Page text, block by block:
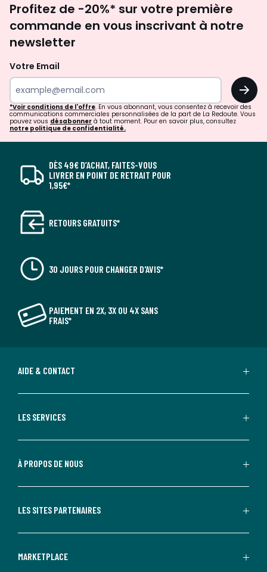
newsletter
Profitez de -20%* sur votre première
commande en vous inscrivant à notre
newsletter
Votre Email
OK
*Voir conditions de l'offre. En vous abonnant, vous consentez à recevoir des
communications commerciales personnalisées de la part de La Redoute. Vous
pouvez vous désabonner à tout moment. Pour en savoir plus, consultez
notre politique de confidentialité.
DÈS 49€ D’ACHAT, FAITES-VOUS
LIVRER EN POINT DE RETRAIT POUR
1,95€*
RETOURS GRATUITS*
30 JOURS POUR CHANGER D'AVIS*
PAIEMENT EN 2X, 3X OU 4X SANS
FRAIS*
AIDE & CONTACT
LES SERVICES
À PROPOS DE NOUS
LES SITES PARTENAIRES
MARKETPLACE